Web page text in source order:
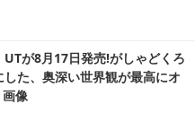
が8月17日発売!がしゃどくろ
た、奥深い世界観が最高にオ
像